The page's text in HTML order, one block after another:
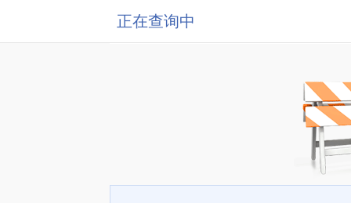
正在查询中